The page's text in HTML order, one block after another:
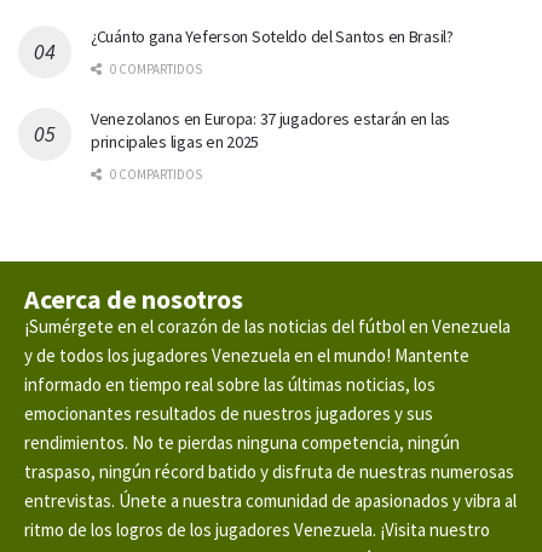
¿Cuánto gana Yeferson Soteldo del Santos en Brasil?
0 COMPARTIDOS
Venezolanos en Europa: 37 jugadores estarán en las
principales ligas en 2025
0 COMPARTIDOS
Acerca de nosotros
¡Sumérgete en el corazón de las noticias del fútbol en Venezuela
y de todos los jugadores Venezuela en el mundo! Mantente
informado en tiempo real sobre las últimas noticias, los
emocionantes resultados de nuestros jugadores y sus
rendimientos. No te pierdas ninguna competencia, ningún
traspaso, ningún récord batido y disfruta de nuestras numerosas
entrevistas. Únete a nuestra comunidad de apasionados y vibra al
ritmo de los logros de los jugadores Venezuela. ¡Visita nuestro